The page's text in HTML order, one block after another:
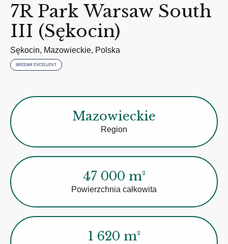
7R Park Warsaw South
III (Sękocin)
Sękocin, Mazowieckie, Polska
BREEAM EXCELLENT
Mazowieckie
Region
47 000 m²
Powierzchnia całkowita
1 620 m²